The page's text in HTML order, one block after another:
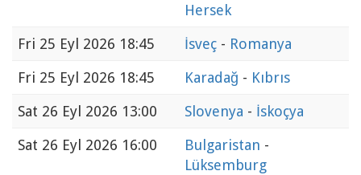
Hersek
Fri 25 Eyl 2026 18:45 İsveç - Romanya
Fri 25 Eyl 2026 18:45 Karadağ - Kıbrıs
Sat 26 Eyl 2026 13:00 Slovenya - İskoçya
Sat 26 Eyl 2026 16:00 Bulgaristan -
Lüksemburg